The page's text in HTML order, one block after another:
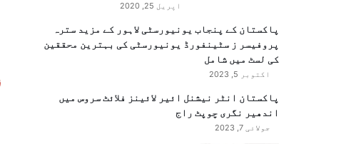
اپریل 25, 2020
پاکستان کے پنجاب یونیورسٹی لاہور کے مزید سترہ
پروفیسر ز سٹینفورڈ یونیورسٹی کی بہترین محققین
کی لسٹ میں شامل
اکتوبر 5, 2023
پاکستان انٹر نیشنل ائیر لائینز فلائٹ سروس میں
اندھیر نگری چوپٹ راج
جولائی 7, 2023